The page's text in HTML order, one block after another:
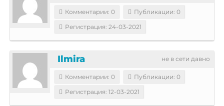
Комментарии: 0
Публикации: 0
Регистрация: 24-03-2021
не в сети давно
Ilmira
Комментарии: 0
Публикации: 0
Регистрация: 12-03-2021